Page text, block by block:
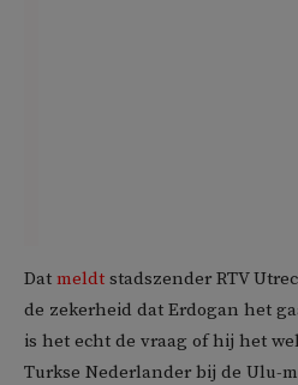
Dat meldt stadszender RTV
de zekerheid dat Erdogan het
is het echt de vraag of hij het
Turkse Nederlander bij de Ulu-